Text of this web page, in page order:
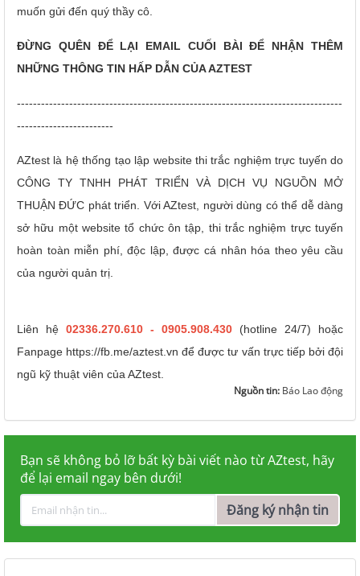
muốn gửi đến quý thầy cô.
ĐỪNG QUÊN ĐỂ LẠI EMAIL CUỐI BÀI ĐỂ NHẬN THÊM
NHỮNG THÔNG TIN HẤP DẪN CỦA AZTEST
---------------------------------------------------------------------------------
------------------------
AZtest là hệ thống tạo lập website thi trắc nghiệm trực tuyến do
CÔNG TY TNHH PHÁT TRIỂN VÀ DỊCH VỤ NGUỒN MỞ
THUẬN ĐỨC phát triển. Với AZtest, người dùng có thể dễ dàng
sở hữu một website tổ chức ôn tập, thi trắc nghiệm trực tuyến
hoàn toàn miễn phí, độc lập, được cá nhân hóa theo yêu cầu
của người quản trị.
Liên hệ 02336.270.610 - 0905.908.430 (hotline 24/7) hoặc
Fanpage https://fb.me/aztest.vn để được tư vấn trực tiếp bởi đội
ngũ kỹ thuật viên của AZtest.
Nguồn tin: Báo Lao động
Bạn sẽ không bỏ lỡ bất kỳ bài viết nào từ AZtest, hãy
để lại email ngay bên dưới!
Đăng ký nhận tin